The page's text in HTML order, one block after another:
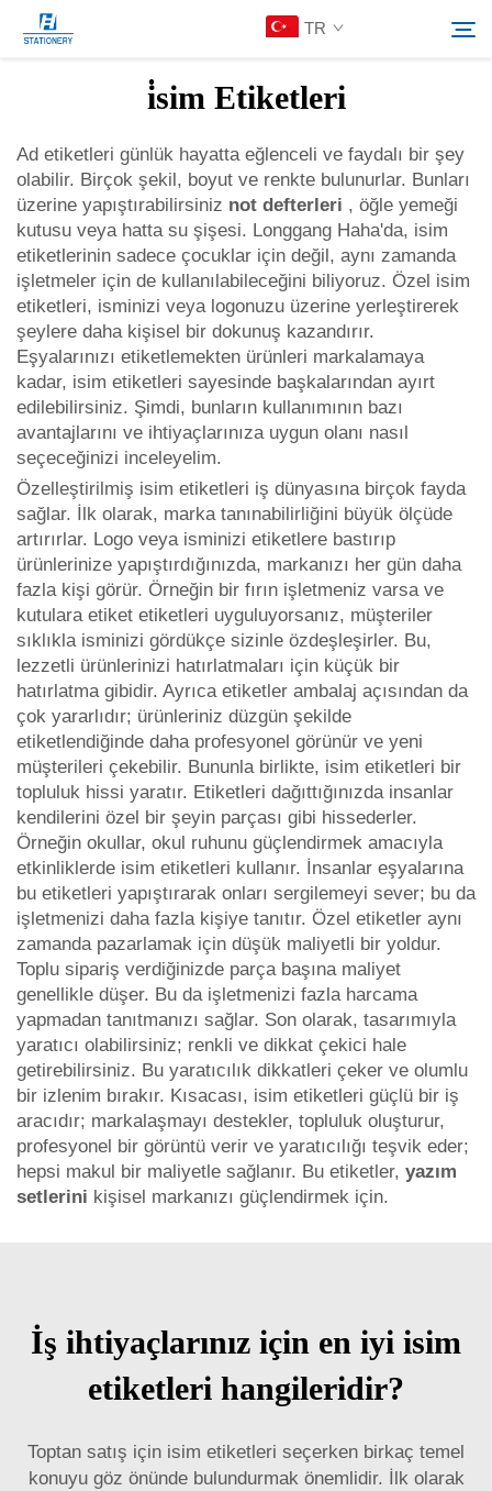
defterlerinize
, öğle yemeği kutularınıza, vb. yerlere yapıştırabilirsiniz...">
TR
Hakkımızda
Özelleştirilmiş Çözümler
Kaynaklar
Bize Ulaşın
Search
i̇sim Etiketleri
Ad etiketleri günlük hayatta eğlenceli ve faydalı bir şey
olabilir. Birçok şekil, boyut ve renkte bulunurlar. Bunları
üzerine yapıştırabilirsiniz not defterleri , öğle yemeği
kutusu veya hatta su şişesi. Longgang Haha'da, isim
etiketlerinin sadece çocuklar için değil, aynı zamanda
işletmeler için de kullanılabileceğini biliyoruz. Özel isim
etiketleri, isminizi veya logonuzu üzerine yerleştirerek
şeylere daha kişisel bir dokunuş kazandırır.
Eşyalarınızı etiketlemekten ürünleri markalamaya
kadar, isim etiketleri sayesinde başkalarından ayırt
edilebilirsiniz. Şimdi, bunların kullanımının bazı
avantajlarını ve ihtiyaçlarınıza uygun olanı nasıl
seçeceğinizi inceleyelim.
Özelleştirilmiş isim etiketleri iş dünyasına birçok fayda
sağlar. İlk olarak, marka tanınabilirliğini büyük ölçüde
artırırlar. Logo veya isminizi etiketlere bastırıp
ürünlerinize yapıştırdığınızda, markanızı her gün daha
fazla kişi görür. Örneğin bir fırın işletmeniz varsa ve
kutulara etiket etiketleri uyguluyorsanız, müşteriler
sıklıkla isminizi gördükçe sizinle özdeşleşirler. Bu,
lezzetli ürünlerinizi hatırlatmaları için küçük bir
hatırlatma gibidir. Ayrıca etiketler ambalaj açısından da
çok yararlıdır; ürünleriniz düzgün şekilde
etiketlendiğinde daha profesyonel görünür ve yeni
müşterileri çekebilir. Bununla birlikte, isim etiketleri bir
topluluk hissi yaratır. Etiketleri dağıttığınızda insanlar
kendilerini özel bir şeyin parçası gibi hissederler.
Örneğin okullar, okul ruhunu güçlendirmek amacıyla
etkinliklerde isim etiketleri kullanır. İnsanlar eşyalarına
bu etiketleri yapıştırarak onları sergilemeyi sever; bu da
işletmenizi daha fazla kişiye tanıtır. Özel etiketler aynı
zamanda pazarlamak için düşük maliyetli bir yoldur.
Toplu sipariş verdiğinizde parça başına maliyet
genellikle düşer. Bu da işletmenizi fazla harcama
yapmadan tanıtmanızı sağlar. Son olarak, tasarımıyla
yaratıcı olabilirsiniz; renkli ve dikkat çekici hale
getirebilirsiniz. Bu yaratıcılık dikkatleri çeker ve olumlu
bir izlenim bırakır. Kısacası, isim etiketleri güçlü bir iş
aracıdır; markalaşmayı destekler, topluluk oluşturur,
profesyonel bir görüntü verir ve yaratıcılığı teşvik eder;
hepsi makul bir maliyetle sağlanır. Bu etiketler, yazım
setlerini kişisel markanızı güçlendirmek için.
İş ihtiyaçlarınız için en iyi isim
etiketleri hangileridir?
Toptan satış için isim etiketleri seçerken birkaç temel
konuyu göz önünde bulundurmak önemlidir. İlk olarak